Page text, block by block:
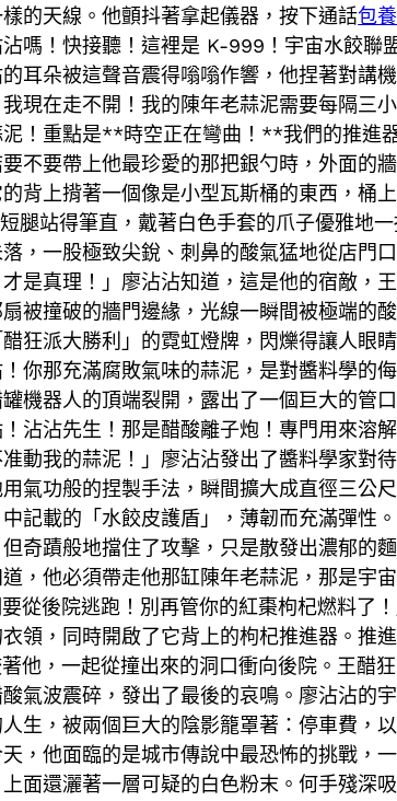
的天線。他顫抖著拿起儀器，按下通話包
沾嗎！快接聽！這裡是 K-999！宇宙水餃
的耳朵被這聲音震得嗡嗡作響，他捏著對講
我現在走不開！我的陳年老蒜泥需要每隔三
泥！重點是**時空正在彎曲！**我們的推
不要帶上他最珍愛的那把銀勺時，外面的
背上揹著一個像是小型瓦斯桶的東西，桶
腿站得筆直，戴著白色手套的爪子優雅地
，一股極致尖銳、刺鼻的酸氣猛地從店門
是真理！」廖沾沾知道，這是他的宿敵，
被撞破的牆門邊緣，光線一瞬間被極端的
狂派大勝利」的霓虹燈牌，閃爍得讓人眼
你那充滿腐敗氣味的蒜泥，是對醬料學的
機器人的頂端裂開，露出了一個巨大的管
沾沾先生！那是醋酸離子炮！專門用來溶
動我的蒜泥！」廖沾沾發出了醬料學家對
氣功般的捏製手法，瞬間擴大成直徑三公
中記載的「水餃皮護盾」，薄韌而充滿彈性
奇蹟般地擋住了攻擊，只是散發出濃郁的
，他必須帶走他那缸陳年老蒜泥，那是宇
從後院逃跑！別再管你的紅棗枸杞燃料了
領，同時開啟了它背上的枸杞推進器。推
他，一起從撞出來的洞口衝向後院。王醋
氣波震碎，發出了最後的哀鳴。廖沾沾的
生，被兩個巨大的陰影籠罩著：停車費，
，他面臨的是城市傳說中最恐怖的挑戰，
面還灑著一層可疑的白色粉末。何手殘深